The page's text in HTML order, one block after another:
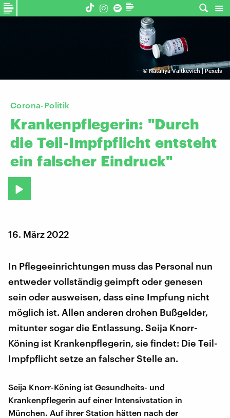
©Nataliya Vaitkevich | Pexels
Corona-Politik
Krankenpflegerin: "Durch
die Teil-Impfpflicht entsteht
ein falscher Eindruck"
16. März 2022
In Pflegeeinrichtungen muss das Personal nun
entweder vollständig geimpft oder genesen
sein oder ausweisen, dass eine Impfung nicht
möglich ist. Allen anderen drohen Bußgelder,
mitunter sogar die Entlassung. Seija Knorr-
Köning ist Krankenpflegerin, sie findet: Die Teil-
Impfpflicht setze an falscher Stelle an.
Seija Knorr-Köning ist Gesundheits- und
Krankenpflegerin auf einer Intensivstation in
München. Auf ihrer Station hätten nach der